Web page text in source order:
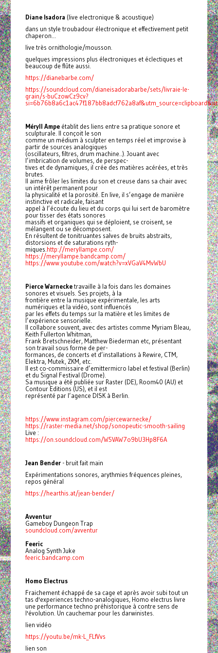
Diane Isadora (live electronique & acoustique)
dans un style troubadour électronique et effectivement petit
chaperon...
live très ornithologie/mousson.
quelques impressions plus électroniques et éclectiques et
beaucoup de flûte aussi.
https://dianebarbe.com/
https://soundcloud.com/dianeisadorabarbe/sets/livraie-le-
grain/s-buCzowCz9cv?
Méryll Ampeétablit des liens entre sa pratique sonore et
sculpturale. Il conçoit le son
comme un médium à sculpter en temps réel et improvise à
partir de sources analogiques
(oscillateurs, filtres, drum machine..). Jouant avec
l’imbrication de volumes, de perspec-
tives et de dynamiques, il crée des matières acérées, et très
brutes.
Il aime frôler les limites du son et creuse dans sa chair avec
un intérêt permanent pour
la physicalité et la porosité. En live, il s’engage de manière
instinctive et radicale, faisant
appel à l’écoute du lieu et du corps qui lui sert de baromètre
pour tisser des états sonores
massifs et organiques qui se déploient, se croisent, se
mélangent ou se décomposent.
En résultent de tonitruantes salves de bruits abstraits,
distorsions et de saturations ryth-
miques. http://meryllampe.com/
https://meryllampe.bandcamp.com/
https://www.youtube.com/watch?v=xVGaV4MvWbU
Pierce Warnecketravaille à la fois dans les domaines
sonores et visuels. Ses projets, à la
frontière entre la musique expérimentale, les arts
numériques et la vidéo, sont influencés
par les effets du temps sur la matière et les limites de
l’expérience sensorielle.
Il collabore souvent, avec des artistes comme Myriam Bleau,
Keith Fullerton Whitman,
Frank Bretschneider, Matthew Biederman etc, présentant
son travail sous forme de per-
formances, de concerts et d’installations à Rewire, CTM,
Elektra, Mutek, ZKM, etc.
Il est co-commissaire d’emittermicro label et festival (Berlin)
et du Signal Festival (Drome).
Sa musique a été publiée sur Raster (DE), Room40 (AU) et
Contour Editions (US), et il est
représenté par l’agence DISK à Berlin.
https://www.instagram.com/piercewarnecke/
https://raster-media.net/shop/sonopeutic-smooth-sailing
Live :
https://on.soundcloud.com/W5VAW7o9bU3Hp8F6A
Jean Bender- bruit fait main
Expérimentations sonores, arythmies fréquences pleines,
repos général
https://hearthis.at/jean-bender/
Avventur
Gameboy Dungeon Trap
soundcloud.com/avventur
Feeric
Analog Synth Juke
feeric.bandcamp.com
Homo Electrus
Fraichement échappé de sa cage et après avoir subi tout un
tas d'experiences techno-analogiques, Homo electrus livre
une performance techno préhistorique à contre sens de
l'évolution. Un cauchemar pour les darwinistes.
lien vidéo
https://youtu.be/mk-L_FLfVvs
lien son